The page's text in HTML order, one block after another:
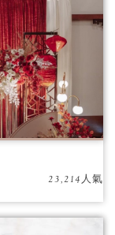
23,214人氣